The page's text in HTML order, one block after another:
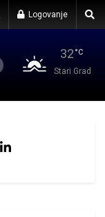
Logovanje
32 °C
Stari Grad